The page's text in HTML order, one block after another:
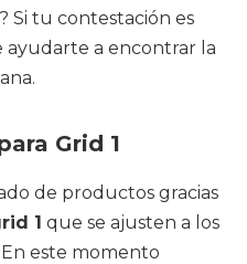
Si tu contestación es
ayudarte a encontrar la
Grid 1
de productos gracias
1 que se ajusten a los
este momento